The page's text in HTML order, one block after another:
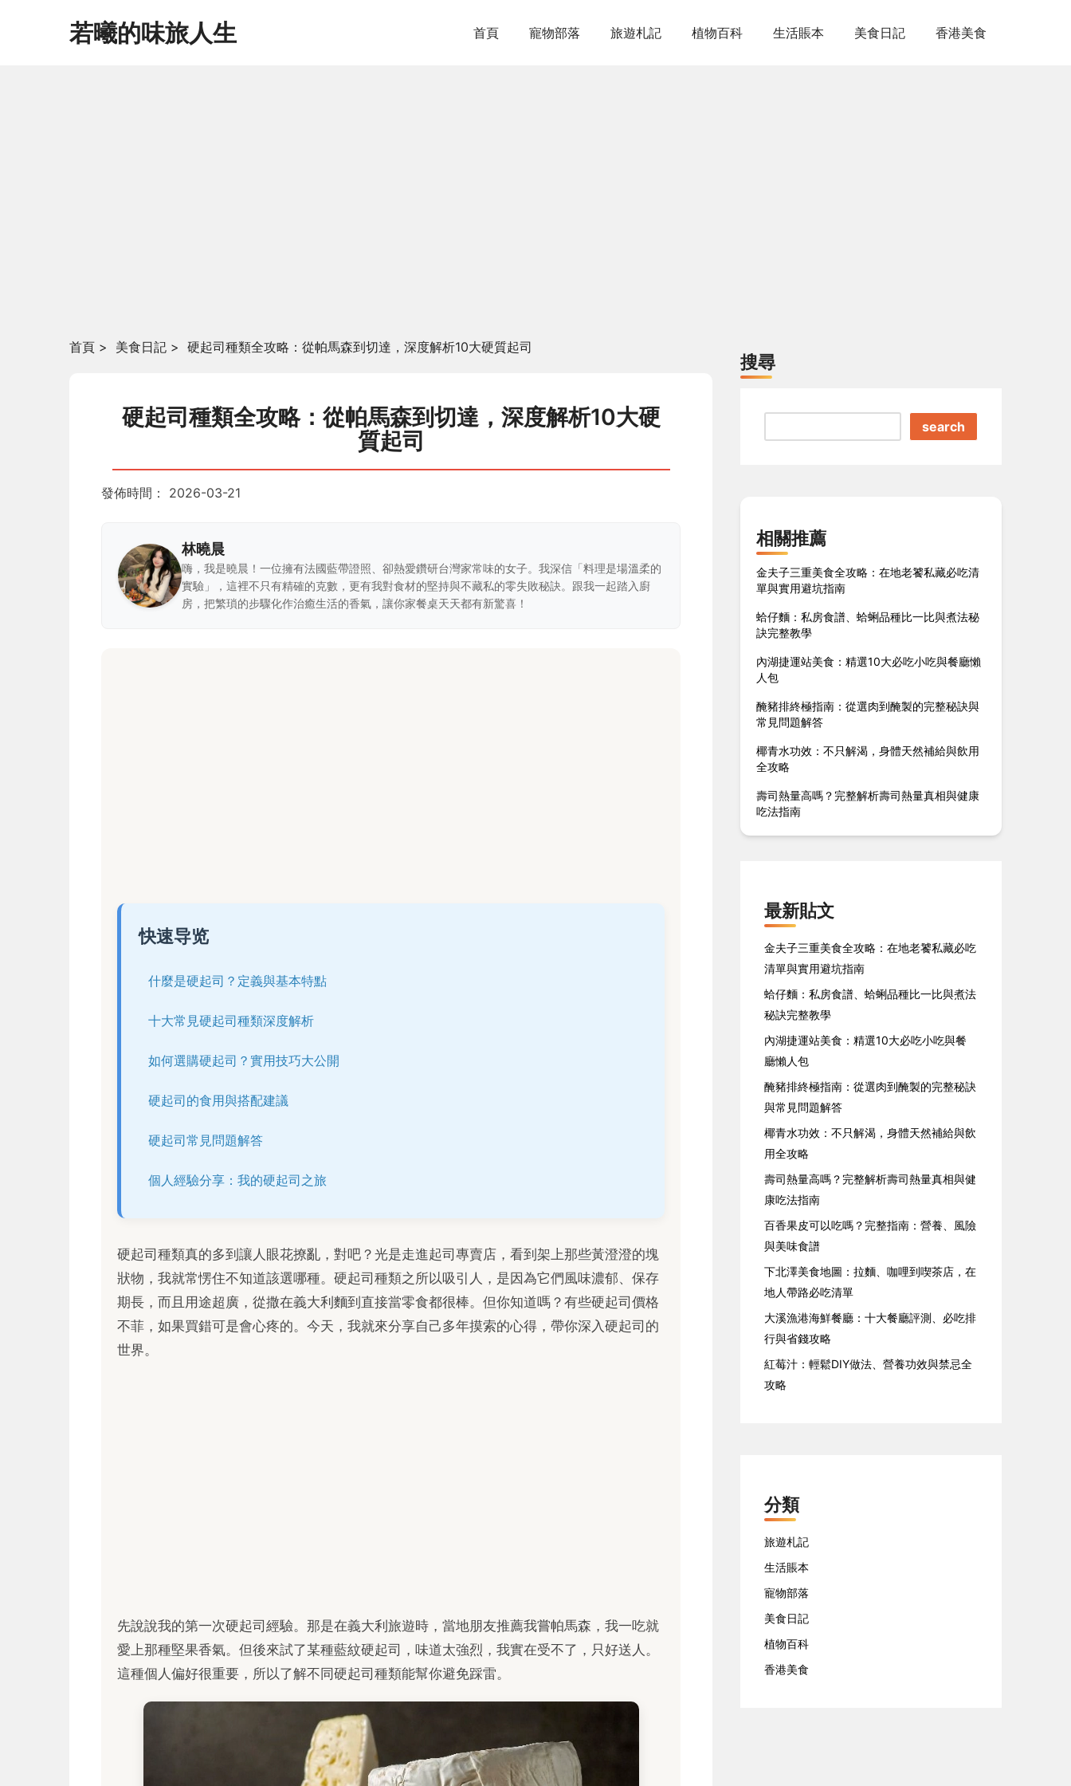
若曦的味旅人生 首頁 寵物部落 旅遊札記 植物百科 生活賬本 美食日記 香港美食
首頁 > 美食日記 > 硬起司種類全攻略：從帕馬森到切達，深度解析10大硬質起司
硬起司種類全攻略：從帕馬森到切達，深度解析10大硬
質起司
發佈時間： 2026-03-21
林曉晨
嗨，我是曉晨！一位擁有法國藍帶證照、卻熱愛鑽研台灣家常味的女子。我深信「料理是場溫柔的
實驗」，這裡不只有精確的克數，更有我對食材的堅持與不藏私的零失敗秘訣。跟我一起踏入廚
房，把繁瑣的步驟化作治癒生活的香氣，讓你家餐桌天天都有新驚喜！
快速导览
什麼是硬起司？定義與基本特點
十大常見硬起司種類深度解析
如何選購硬起司？實用技巧大公開
硬起司的食用與搭配建議
硬起司常見問題解答
個人經驗分享：我的硬起司之旅
硬起司種類真的多到讓人眼花撩亂，對吧？光是走進起司專賣店，看到架上那些黃澄澄的塊
狀物，我就常愣住不知道該選哪種。硬起司種類之所以吸引人，是因為它們風味濃郁、保存
期長，而且用途超廣，從撒在義大利麵到直接當零食都很棒。但你知道嗎？有些硬起司價格
不菲，如果買錯可是會心疼的。今天，我就來分享自己多年摸索的心得，帶你深入硬起司的
世界。
先說說我的第一次硬起司經驗。那是在義大利旅遊時，當地朋友推薦我嘗帕馬森，我一吃就
愛上那種堅果香氣。但後來試了某種藍紋硬起司，味道太強烈，我實在受不了，只好送人。
這種個人偏好很重要，所以了解不同硬起司種類能幫你避免踩雷。
搜尋
search
相關推薦
金夫子三重美食全攻略：在地老饕私藏必吃清
單與實用避坑指南
蛤仔麵：私房食譜、蛤蜊品種比一比與煮法秘
訣完整教學
內湖捷運站美食：精選10大必吃小吃與餐廳懶
人包
醃豬排終極指南：從選肉到醃製的完整秘訣與
常見問題解答
椰青水功效：不只解渴，身體天然補給與飲用
全攻略
壽司熱量高嗎？完整解析壽司熱量真相與健康
吃法指南
最新貼文
金夫子三重美食全攻略：在地老饕私藏必吃
清單與實用避坑指南
蛤仔麵：私房食譜、蛤蜊品種比一比與煮法
秘訣完整教學
內湖捷運站美食：精選10大必吃小吃與餐
廳懶人包
醃豬排終極指南：從選肉到醃製的完整秘訣
與常見問題解答
椰青水功效：不只解渴，身體天然補給與飲
用全攻略
壽司熱量高嗎？完整解析壽司熱量真相與健
康吃法指南
百香果皮可以吃嗎？完整指南：營養、風險
與美味食譜
下北澤美食地圖：拉麵、咖哩到喫茶店，在
地人帶路必吃清單
大溪漁港海鮮餐廳：十大餐廳評測、必吃排
行與省錢攻略
紅莓汁：輕鬆DIY做法、營養功效與禁忌全
攻略
分類
旅遊札記
生活賬本
寵物部落
美食日記
植物百科
香港美食